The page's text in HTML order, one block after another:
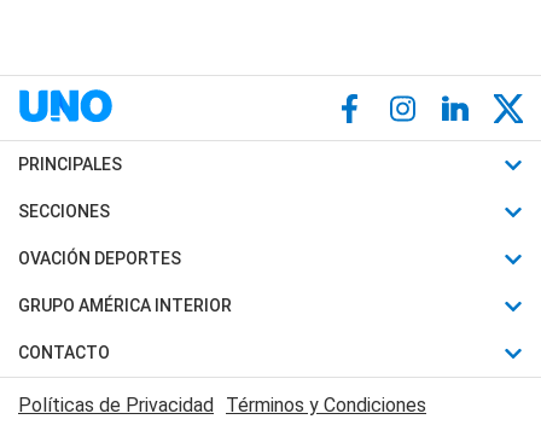
PRINCIPALES
Últimas Noticias
Política
Judiciales
Economia
SECCIONES
Horóscopo
Motores
Trucos caseros
Series y Películas
OVACIÓN DEPORTES
Fútbol
Mundial
Automovilismo
Rugby
GRUPO AMÉRICA INTERIOR
Canal 7 en Vivo
CONTACTO
Acerca de Nosotros
Políticas de Privacidad Términos y Condiciones